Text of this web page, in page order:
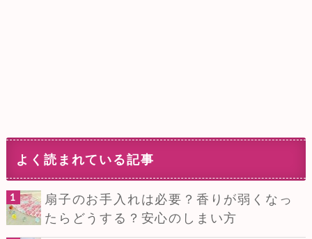
よく読まれている記事
扇子のお手入れは必要？香りが弱くなっ
たらどうする？安心のしまい方